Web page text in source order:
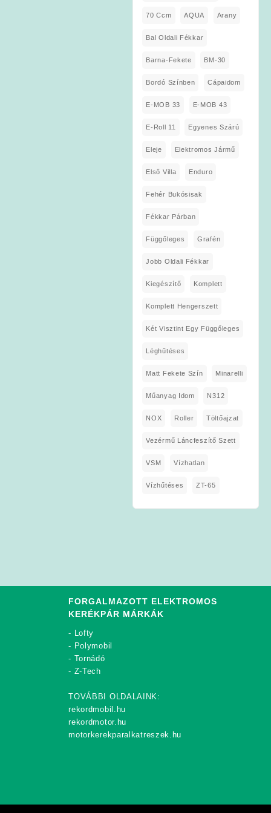
70 Ccm AQUA Arany
Bal Oldali Fékkar
Barna-Fekete BM-30
Bordó Színben Cápaidom
E-MOB 33 E-MOB 43
E-Roll 11 Egyenes Szárú
Eleje Elektromos Jármű
Első Villa Enduro
Fehér Bukósisak
Fékkar Párban
Függőleges Grafén
Jobb Oldali Fékkar
Kiegészítő Komplett
Komplett Hengerszett
Két Visztint Egy Függőleges
Léghűtéses
Matt Fekete Szín Minarelli
Műanyag Idom N312
NOX Roller Töltőajzat
Vezérmű Láncfeszítő Szett
VSM Vízhatlan
Vízhűtéses ZT-65
FORGALMAZOTT ELEKTROMOS
KERÉKPÁR MÁRKÁK
- Lofty
- Polymobil
- Tornádó
- Z-Tech
TOVÁBBI OLDALAINK:
rekordmobil.hu
rekordmotor.hu
motorkerekparalkatreszek.hu